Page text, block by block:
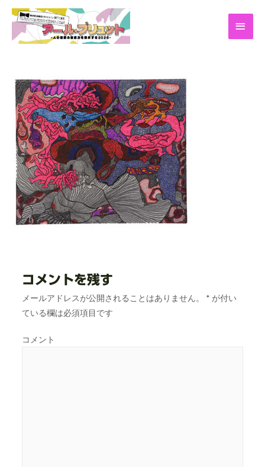
コメントを残す
メールアドレスが公開されることはありません。 * が付い
ている欄は必須項目です
コメント